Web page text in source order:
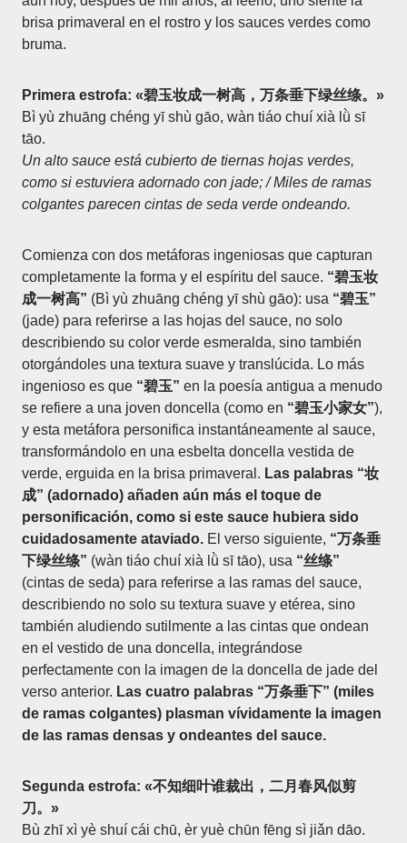
brisa primaveral en el rostro y los sauces verdes como
bruma.
Primera estrofa: «碧玉妆成一树高，万条垂下绿丝绦。»
Bì yù zhuāng chéng yī shù gāo, wàn tiáo chuí xià lǜ sī
tāo.
Un alto sauce está cubierto de tiernas hojas verdes,
como si estuviera adornado con jade; / Miles de ramas
colgantes parecen cintas de seda verde ondeando.
Comienza con dos metáforas ingeniosas que capturan
completamente la forma y el espíritu del sauce. “碧玉妆
成一树高” (Bì yù zhuāng chéng yī shù gāo): usa “碧玉”
(jade) para referirse a las hojas del sauce, no solo
describiendo su color verde esmeralda, sino también
otorgándoles una textura suave y translúcida. Lo más
ingenioso es que “碧玉” en la poesía antigua a menudo
se refiere a una joven doncella (como en “碧玉小家女”),
y esta metáfora personifica instantáneamente al sauce,
transformándolo en una esbelta doncella vestida de
verde, erguida en la brisa primaveral. Las palabras “妆
成” (adornado) añaden aún más el toque de
personificación, como si este sauce hubiera sido
cuidadosamente ataviado. El verso siguiente, “万条垂
下绿丝绦” (wàn tiáo chuí xià lǜ sī tāo), usa “丝绦”
(cintas de seda) para referirse a las ramas del sauce,
describiendo no solo su textura suave y etérea, sino
también aludiendo sutilmente a las cintas que ondean
en el vestido de una doncella, integrándose
perfectamente con la imagen de la doncella de jade del
verso anterior. Las cuatro palabras “万条垂下” (miles
de ramas colgantes) plasman vívidamente la imagen
de las ramas densas y ondeantes del sauce.
Segunda estrofa: «不知细叶谁裁出，二月春风似剪
刀。»
Bù zhī xì yè shuí cái chū, èr yuè chūn fēng sì jiǎn dāo.